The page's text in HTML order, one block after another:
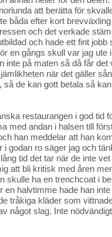
att berätta för
båda efter kort
och det verkade
och hade ett fint jobb
en gångs skull var jag ute
inte på maten så då får det
när det gäller
så de kan gott betala så
restaurangen i god tid
med andan i halsen till
han meddelar att han
i godan ro säger jag och
tid det tar när de inte
att bli kritisk med åren
skulle ha en trenchcoat i
en halvtimme hade han
tråkiga kläder som
något slag. Inte